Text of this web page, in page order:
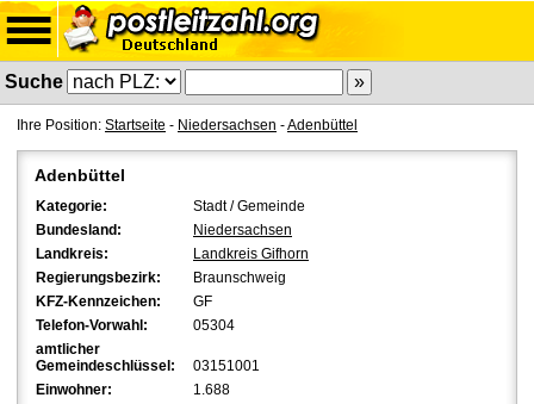
Suche
Ihre Position: Startseite - Niedersachsen -Adenbüttel
Adenbüttel
Kategorie:
Stadt / Gemeinde
Bundesland:
Niedersachsen
Landkreis:
Landkreis Gifhorn
Regierungsbezirk:
Braunschweig
KFZ-Kennzeichen:
GF
Telefon-Vorwahl:
05304
amtlicher
Gemeindeschlüssel:
03151001
Einwohner:
1.688